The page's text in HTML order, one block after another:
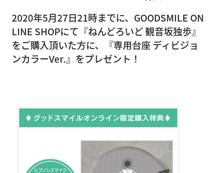
2020年5月27日21時までに、GOODSMILE ON
LINE SHOPにて『ねんどろいど 観音坂独歩』
をご購入頂いた方に、『専用台座 ディビジョ
ンカラーVer.』をプレゼント！